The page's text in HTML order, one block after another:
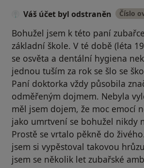
Váš účet byl odstraněn Číslo
Bohužel jsem k této paní
základní škole. V té době (léta
se osvěta a dentální hygiena
jednou tuším za rok se šlo se
Paní doktorka vždy působila
odměřeným dojmem. Nebyla
měl jsem dojem, že moc emocí
jako umrtvení se bohužel nikdy
Prostě se vrtalo pěkně do
jsem si vypěstoval takovou
jsem se několik let zubařské